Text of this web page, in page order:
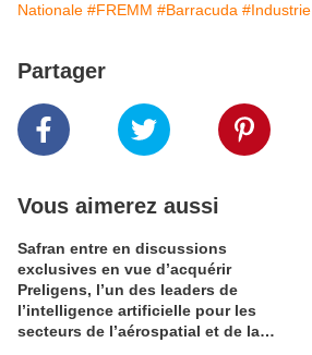
Nationale #FREMM #Barracuda #Industrie
Partager
Vous aimerez aussi
Safran entre en discussions
exclusives en vue d’acquérir
Preligens, l’un des leaders de
l’intelligence artificielle pour les
secteurs de l’aérospatial et de la